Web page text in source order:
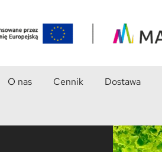
O nas Cennik Dostawa